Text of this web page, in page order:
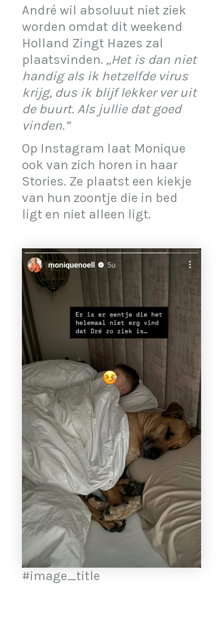
André wil absoluut niet ziek
worden omdat dit weekend
Holland Zingt Hazes zal
plaatsvinden. ,,Het is dan niet
handig als ik hetzelfde virus
krijg, dus ik blijf lekker ver uit
de buurt. Als jullie dat goed
vinden.”
Op Instagram laat Monique
ook van zich horen in haar
Stories. Ze plaatst een kiekje
van hun zoontje die in bed
ligt en niet alleen ligt.
#image_title